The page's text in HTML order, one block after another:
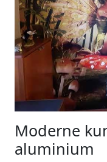
Moderne
aluminium